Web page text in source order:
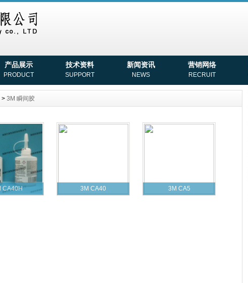
产品展示
PRODUCT
技术资料
SUPPORT
新闻资讯
NEWS
营销网络
RECRUIT
> 3M 瞬间胶
CA40H 3M CA40 3M CA5